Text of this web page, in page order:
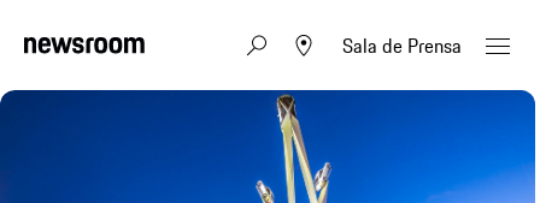
Sala de Prensa